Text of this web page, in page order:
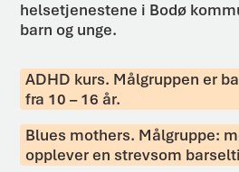
helsetjenestene i Bodø
barn og unge.
ADHD kurs. Målgruppen er
fra 10 – 16 år.
Blues mothers. Målgruppe:
opplever en strevsom